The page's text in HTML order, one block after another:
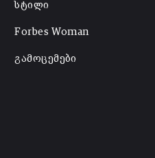
სტილი
Forbes Woman
გამოცემები